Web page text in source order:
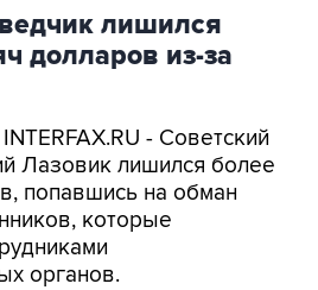
лишился
долларов из-за
- Советский
Лазовик лишился более
попавшись на обман
которые
органов.